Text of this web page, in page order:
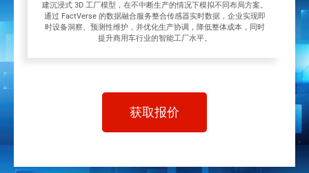
建沉浸式 3D 工厂模型，在不中断生产的情况下模拟不同布局方案。
通过 FactVerse 的数据融合服务整合传感器实时数据，企业实现即
时设备洞察、预测性维护，并优化生产协调，降低整体成本，同时
提升商用车行业的智能工厂水平。
获取报价